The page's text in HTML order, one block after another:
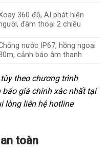
360 độ, AI phát hiện
đàm thoại 2 chiều
nước IP67, hồng ngoại
cảnh báo âm thanh
theo chương trình
giá chính xác nhất tại
lòng liên hệ hotline
toàn